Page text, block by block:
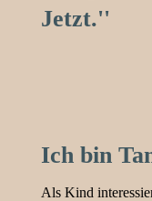
Jetzt.''
Ich bin
Als Kind